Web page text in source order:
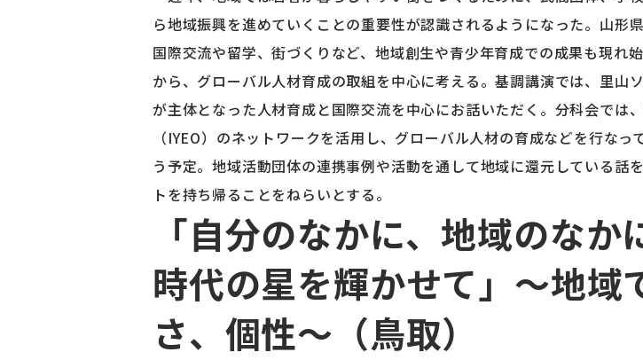
ら地域振興を進めていくことの重要性が認識されるようになった。山形
国際交流や留学、街づくりなど、地域創生や青少年育成での成果も現
から、グローバル人材育成の取組を中心に考える。基調講演では、里山
が主体となった人材育成と国際交流を中心にお話いただく。分科会では
（IYEO）のネットワークを活用し、グローバル人材の育成などを行な
う予定。地域活動団体の連携事例や活動を通して地域に還元している話
トを持ち帰ることをねらいとする。
「自分のなかに、地域のな
時代の星を輝かせて」～地
さ、個性～（鳥取）